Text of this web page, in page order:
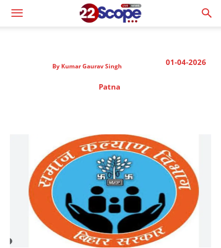
01-04-2026
By Kumar Gaurav Singh
Patna